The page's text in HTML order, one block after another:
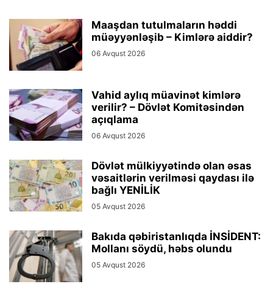
Maaşdan tutulmaların həddi
müəyyənləşib – Kimlərə aiddir?
06 Avqust 2026
Vahid aylıq müavinət kimlərə
verilir? – Dövlət Komitəsindən
açıqlama
06 Avqust 2026
Dövlət mülkiyyətində olan əsas
vəsaitlərin verilməsi qaydası ilə
bağlı YENİLİK
05 Avqust 2026
Bakıda qəbiristanlıqda İNSİDENT:
Mollanı söydü, həbs olundu
05 Avqust 2026